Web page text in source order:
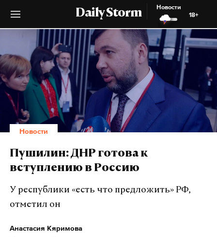
Daily Storm
Новости
18+
Новости
Пушилин: ДНР готова к
вступлению в Россию
У республики «есть что предложить» РФ,
отметил он
Анастасия Кяримова